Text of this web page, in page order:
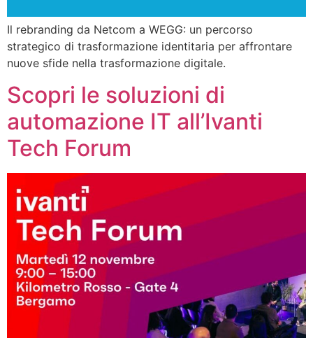
Il rebranding da Netcom a WEGG: un percorso
strategico di trasformazione identitaria per affrontare
nuove sfide nella trasformazione digitale.
Scopri le soluzioni di
automazione IT all’Ivanti
Tech Forum